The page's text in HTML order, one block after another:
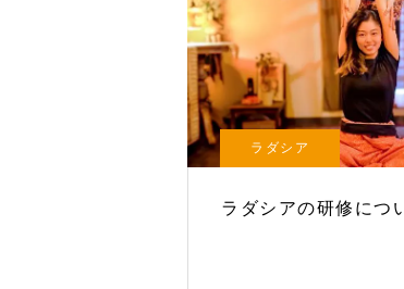
ラダシア
ラダシアの研修につ